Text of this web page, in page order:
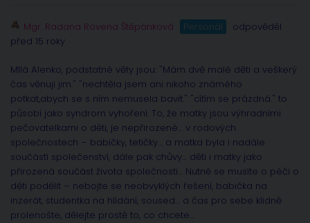
Mgr. Radana Rovena Štěpánková Personál
odpověděl
před 15 roky
MIlá Alenko, podstatné věty jsou: "Mám dvě malé děti a veškerý
čas věnuji jim." "nechtěla jsem ani nikoho známého
potkat,abych se s ním nemusela bavit." "cítím se prázdná." to
působí jako syndrom vyhoření. To, že matky jsou výhradními
pečovatelkami o děti, je nepřirozené… v rodových
společnostech – babičky, tetičky… a matka byla i nadále
součástí společenství, dále pak chůvy… děti i matky jako
přirozená součást života společnosti… Nutně se musíte o péči o
děti podělit – nebojte se neobvyklých řešení, babička na
inzerát, studentka na hlídání, soused… a čas pro sebe klidně
prolenošte, dělejte prostě to, co chcete…